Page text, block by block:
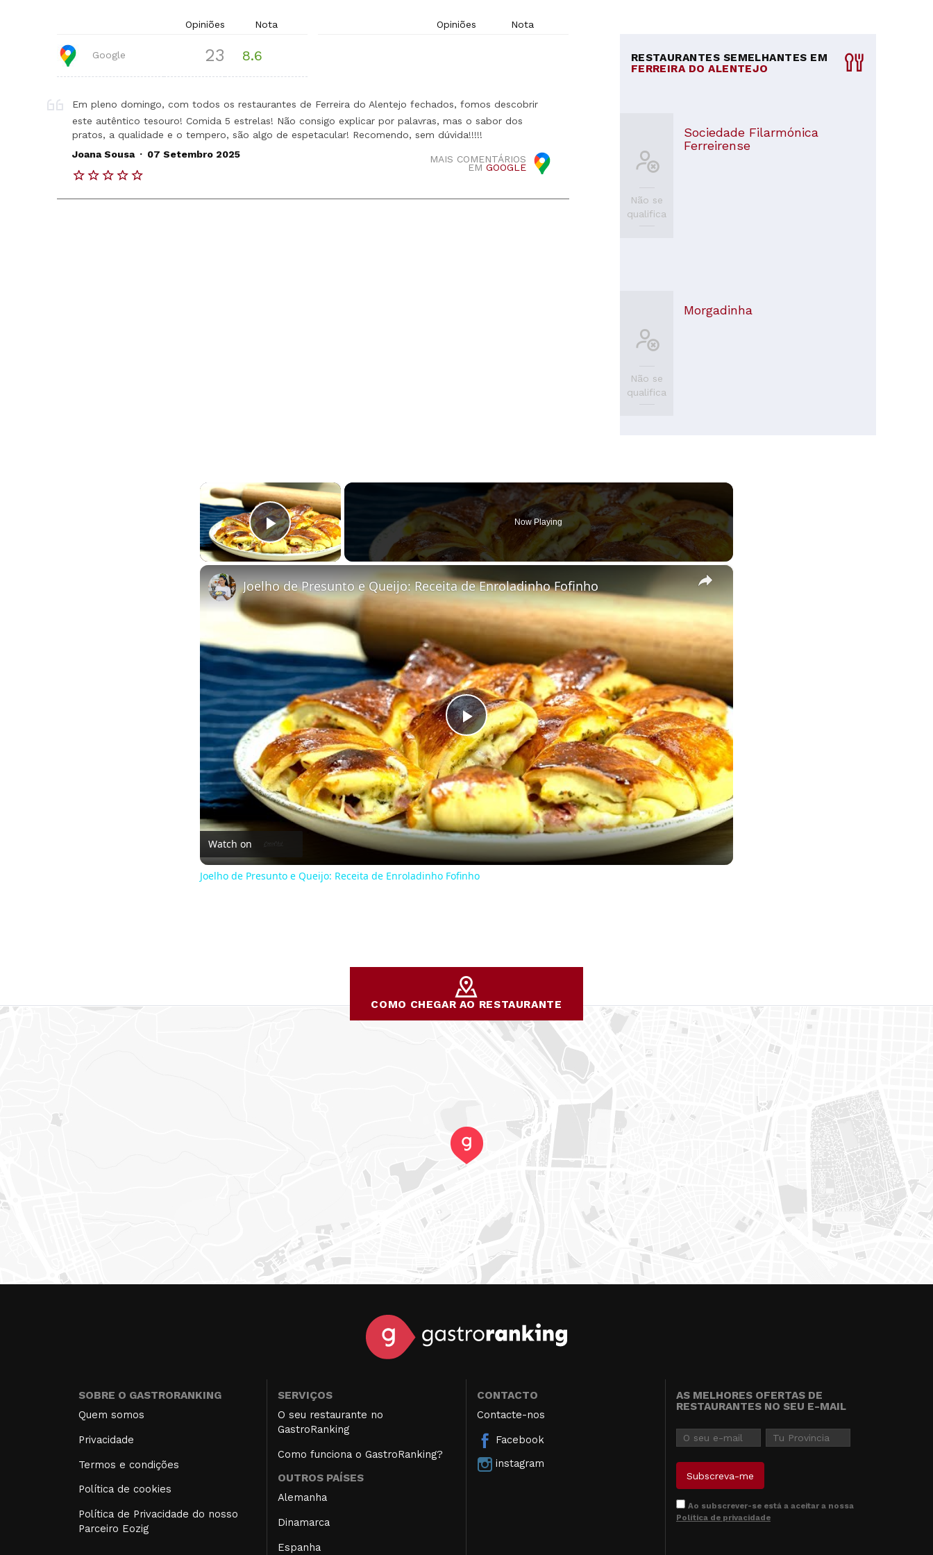
Opiniões Nota
Google 23 8.6
Opiniões Nota
Em pleno domingo, com todos os restaurantes de Ferreira do Alentejo fechados, fomos descobrir
este autêntico tesouro! Comida 5 estrelas! Não consigo explicar por palavras, mas o sabor dos
pratos, a qualidade e o tempero, são algo de espetacular! Recomendo, sem dúvida!!!!!
MAIS COMENTÁRIOS
EMGOOGLE
Joana Sousa . 07 Setembro 2025
RESTAURANTES SEMELHANTES EM
FERREIRA DO ALENTEJO
Não se
qualifica
Sociedade Filarmónica
Ferreirense
Não se
qualifica
Morgadinha
×
Play Video
Now Playing
×
Play
Video
Joelho de Presunto e Queijo: Receita de Enroladinho Fofinho
Watch on
Joelho de Presunto e Queijo: Receita de Enroladinho Fofinho
COMO CHEGAR AO RESTAURANTE
SOBRE O GASTRORANKING
Quem somos
Privacidade
Termos e condições
Política de cookies
Política de Privacidade do nosso
Parceiro Eozig
SERVIÇOS
O seu restaurante no
GastroRanking
Como funciona o GastroRanking?
OUTROS PAÍSES
Alemanha
Dinamarca
Espanha
CONTACTO
Contacte-nos
Facebook
instagram
AS MELHORES OFERTAS DE
RESTAURANTES NO SEU E-MAIL
Ao subscrever-se está a aceitar a nossa
Política de privacidade